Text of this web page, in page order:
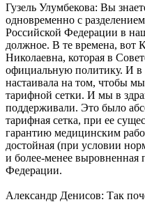
Гузель Улумбекова: Вы
одновременно с
Российской Федерации в
должное. В те времена, вот
Николаевна, которая в
официальную политику. И в
настаивала на том, чтобы
тарифной сетки. И мы в
поддерживали. Это было
тарифная сетка, при ее
гарантию медицинским
достойная (при условии
и более-менее выровненная
Федерации.
Александр Денисов: Так